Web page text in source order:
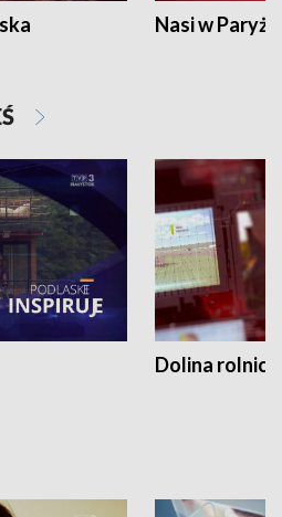
Nasi w Paryżu
Dolina